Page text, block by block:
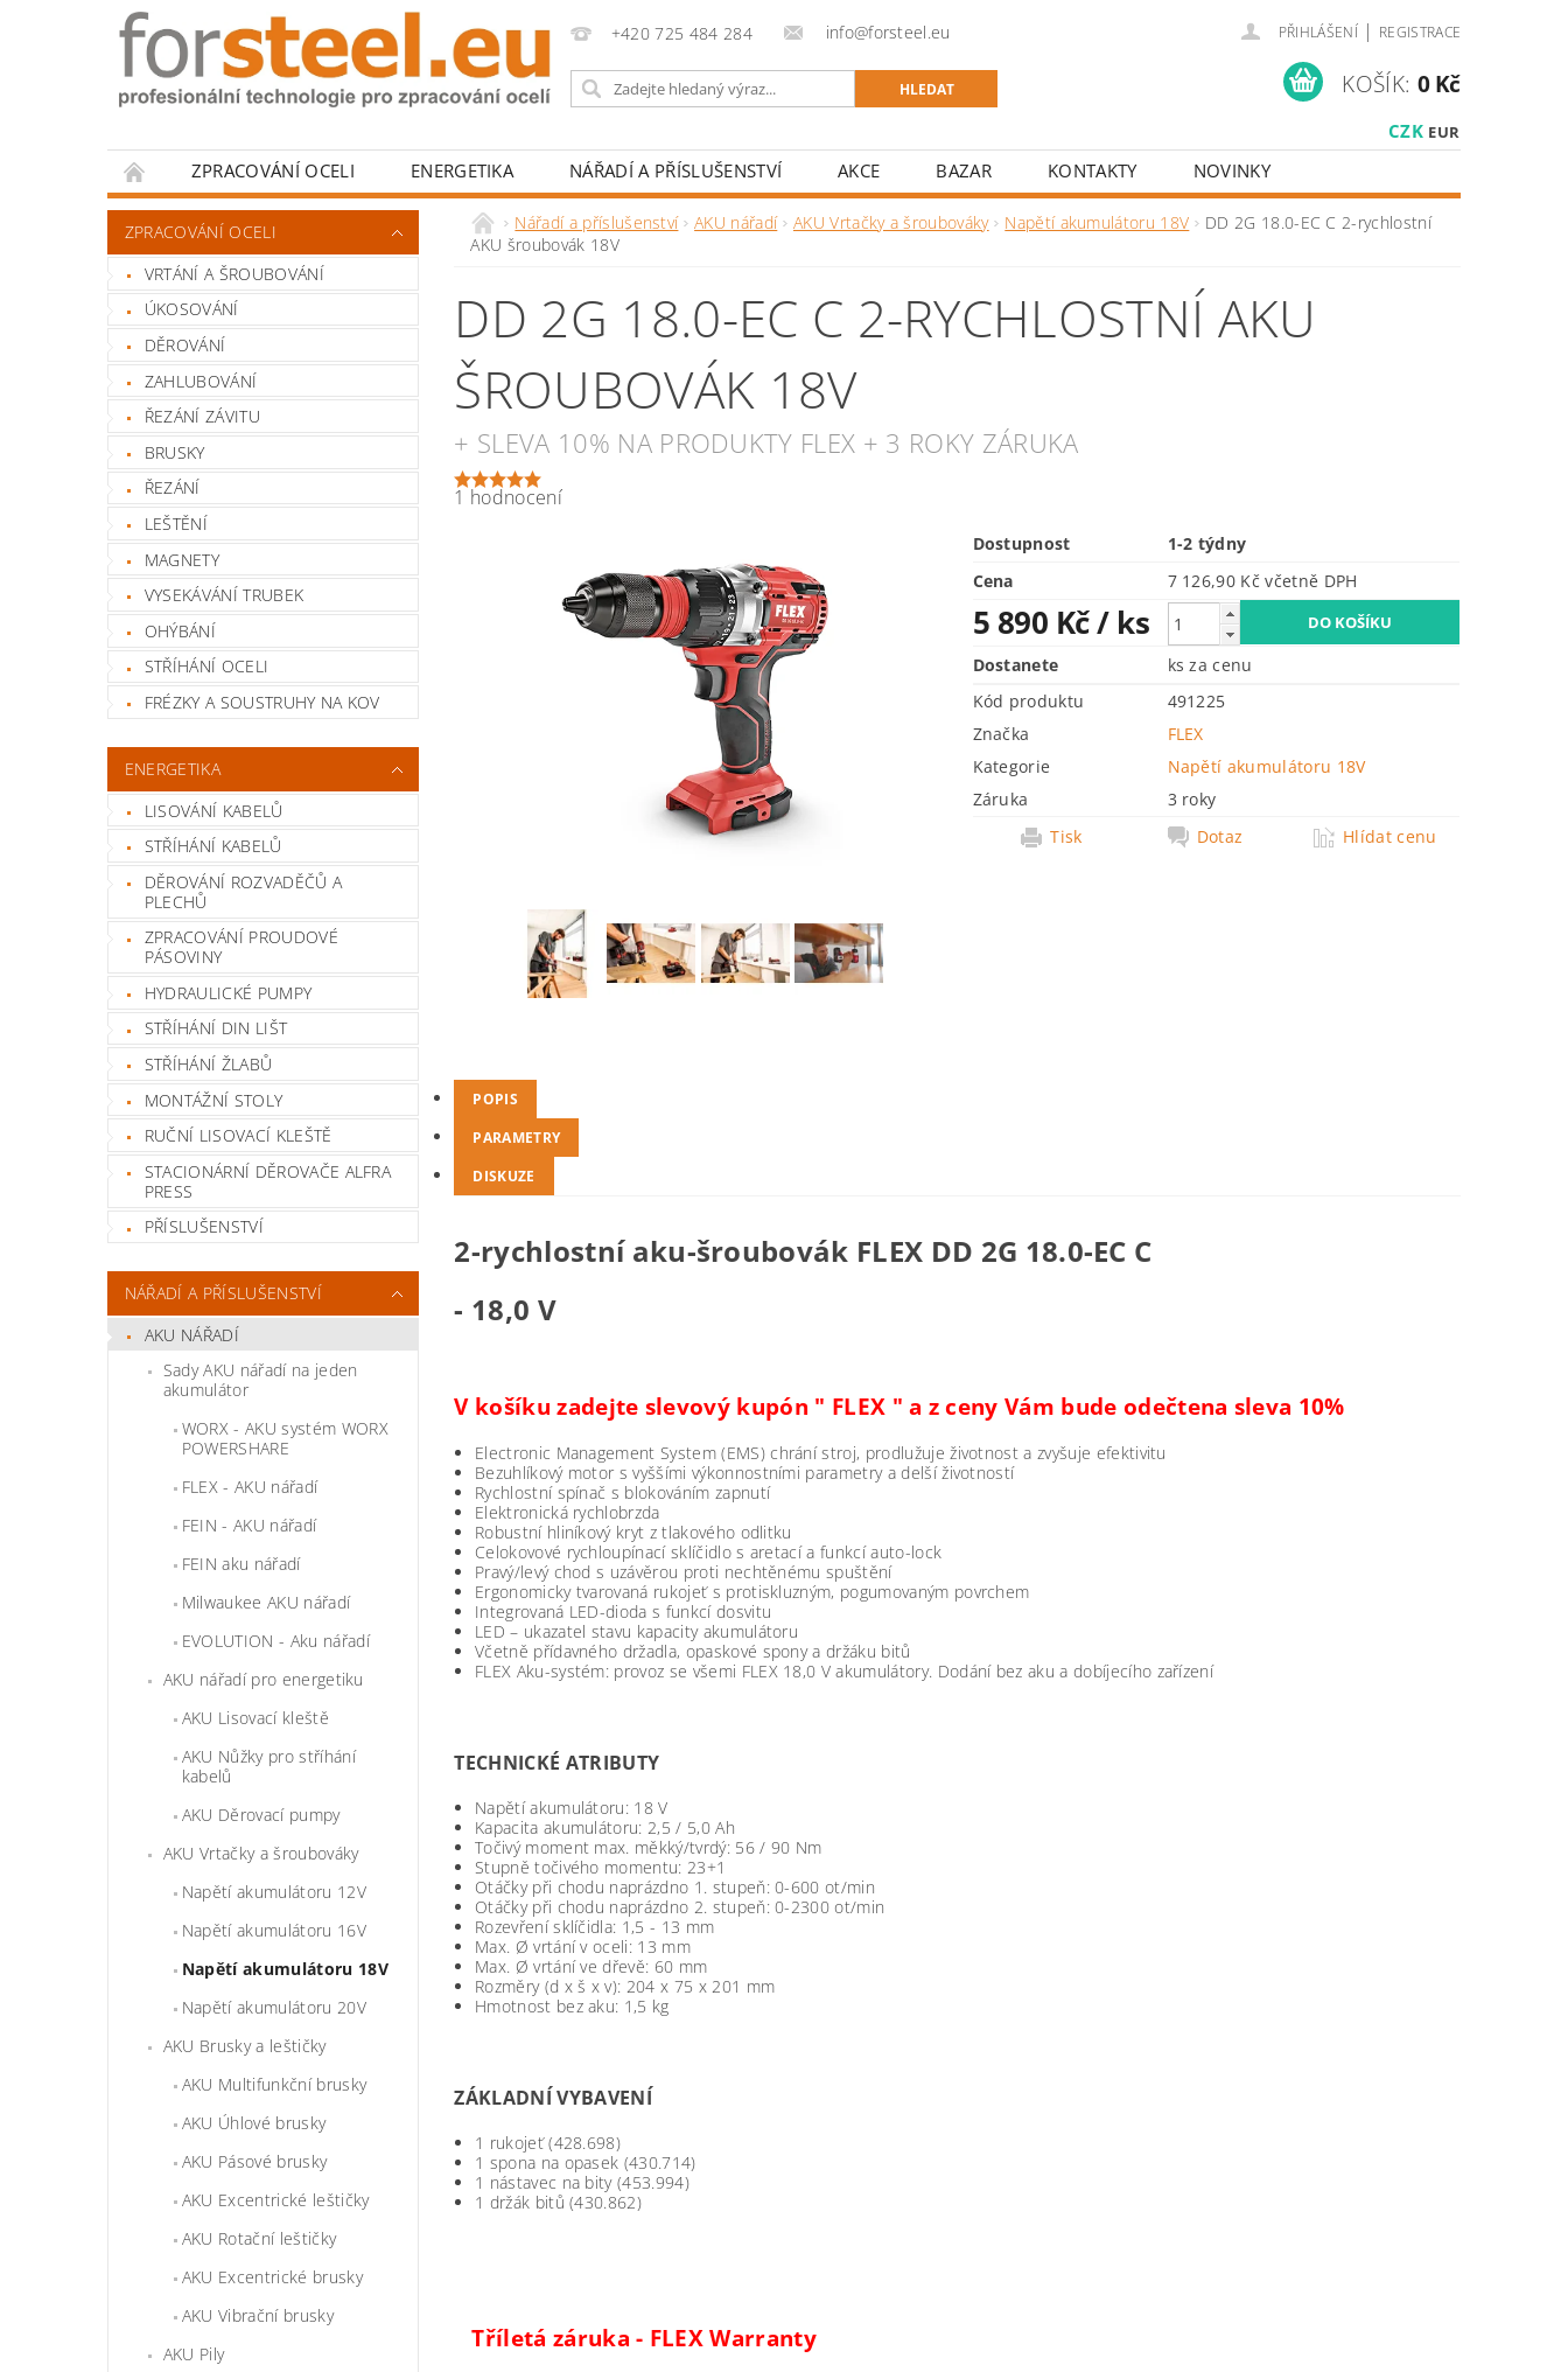
+420 725 484 284 info@forsteel.eu PŘIHLÁŠENÍ | REGISTRACE
CZK EUR
KOŠÍK: 0 Kč
ZPRACOVÁNÍ OCELI ENERGETIKA NÁŘADÍ A PŘÍSLUŠENSTVÍ AKCE BAZAR KONTAKTY
NOVINKY
HODNOCENÍ OBCHODU
ZPRACOVÁNÍ OCELI
VRTÁNÍ A ŠROUBOVÁNÍ
ÚKOSOVÁNÍ
DĚROVÁNÍ
ZAHLUBOVÁNÍ
ŘEZÁNÍ ZÁVITU
BRUSKY
ŘEZÁNÍ
LEŠTĚNÍ
MAGNETY
VYSEKÁVÁNÍ TRUBEK
OHÝBÁNÍ
STŘÍHÁNÍ OCELI
FRÉZKY A SOUSTRUHY NA KOV
ENERGETIKA
LISOVÁNÍ KABELŮ
STŘÍHÁNÍ KABELŮ
DĚROVÁNÍ ROZVADĚČŮ A
PLECHŮ
ZPRACOVÁNÍ PROUDOVÉ
PÁSOVINY
HYDRAULICKÉ PUMPY
STŘÍHÁNÍ DIN LIŠT
STŘÍHÁNÍ ŽLABŮ
MONTÁŽNÍ STOLY
RUČNÍ LISOVACÍ KLEŠTĚ
STACIONÁRNÍ DĚROVAČE ALFRA
PRESS
PŘÍSLUŠENSTVÍ
NÁŘADÍ A PŘÍSLUŠENSTVÍ
AKU NÁŘADÍ
Sady AKU nářadí na jeden
akumulátor
WORX - AKU systém WORX
POWERSHARE
FLEX - AKU nářadí
FEIN - AKU nářadí
FEIN aku nářadí
Milwaukee AKU nářadí
EVOLUTION - Aku nářadí
AKU nářadí pro energetiku
AKU Lisovací kleště
AKU Nůžky pro stříhání
kabelů
AKU Děrovací pumpy
AKU Vrtačky a šroubováky
Napětí akumulátoru 12V
Napětí akumulátoru 16V
Napětí akumulátoru 18V
Napětí akumulátoru 20V
AKU Brusky a leštičky
AKU Multifunkční brusky
AKU Úhlové brusky
AKU Pásové brusky
AKU Excentrické leštičky
AKU Rotační leštičky
AKU Excentrické brusky
AKU Vibrační brusky
AKU Pily
Nářadí a příslušenství AKU nářadí AKU Vrtačky a šroubováky Napětí akumulátoru 18V
DD 2G 18.0-EC C 2-rychlostní
AKU šroubovák 18V
DD 2G 18.0-EC C 2-RYCHLOSTNÍ AKU
ŠROUBOVÁK 18V
+ SLEVA 10% NA PRODUKTY FLEX + 3 ROKY ZÁRUKA
1 hodnocení
Dostupnost
1-2 týdny
Cena
7 126,90 Kč včetně DPH
5 890 Kč/ ks
Dostanete
ks za cenu
Kód produktu
491225
Značka
FLEX
Kategorie
Napětí akumulátoru 18V
Záruka
3 roky
Tisk
Dotaz Hlídat cenu
POPIS
PARAMETRY
DISKUZE
2-rychlostní aku-šroubovák FLEX DD 2G 18.0-EC C
- 18,0 V
V košíku zadejte slevový kupón " FLEX " a z ceny Vám bude odečtena sleva 10%
Electronic Management System (EMS) chrání stroj, prodlužuje životnost a zvyšuje efektivitu
Bezuhlíkový motor s vyššími výkonnostními parametry a delší životností
Rychlostní spínač s blokováním zapnutí
Elektronická rychlobrzda
Robustní hliníkový kryt z tlakového odlitku
Celokovové rychloupínací sklíčidlo s aretací a funkcí auto-lock
Pravý/levý chod s uzávěrou proti nechtěnému spuštění
Ergonomicky tvarovaná rukojeť s protiskluzným, pogumovaným povrchem
Integrovaná LED-dioda s funkcí dosvitu
LED – ukazatel stavu kapacity akumulátoru
Včetně přídavného držadla, opaskové spony a držáku bitů
FLEX Aku-systém: provoz se všemi FLEX 18,0 V akumulátory. Dodání bez aku a dobíjecího zařízení
TECHNICKÉ ATRIBUTY
Napětí akumulátoru: 18 V
Kapacita akumulátoru:2,5 / 5,0 Ah
Točivý moment max. měkký/tvrdý: 56 / 90 Nm
Stupně točivého momentu:23+1
Otáčky při chodu naprázdno 1. stupeň:0-600 ot/min
Otáčky při chodu naprázdno 2. stupeň:0-2300 ot/min
Rozevření sklíčidla: 1,5 - 13 mm
Max. Ø vrtání v oceli: 13 mm
Max. Ø vrtání ve dřevě: 60 mm
Rozměry (d x š x v): 204 x 75 x 201 mm
Hmotnost bez aku: 1,5 kg
ZÁKLADNÍ VYBAVENÍ
1 rukojeť (428.698)
1 spona na opasek (430.714)
1 nástavec na bity (453.994)
1 držák bitů (430.862)
Tříletá záruka - FLEX Warranty